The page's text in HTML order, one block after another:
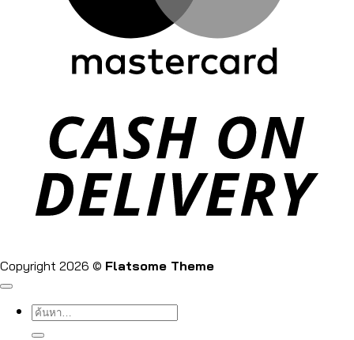
Copyright 2026 © Flatsome Theme
ค้นหา: